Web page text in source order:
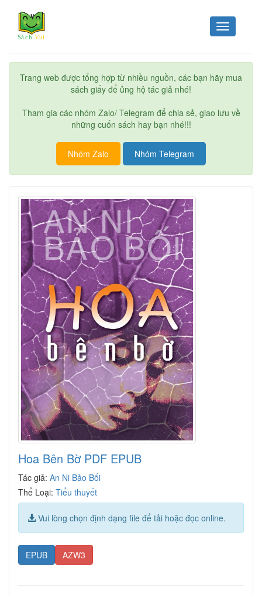
Toggle
navigation
Trang web được tổng hợp từ nhiều nguồn, các bạn hãy mua
sách giấy để ủng hộ tác giả nhé!
Tham gia các nhóm Zalo/ Telegram để chia sẻ, giao lưu về
những cuốn sách hay bạn nhé!!!
Nhóm Zalo Nhóm Telegram
Hoa Bên Bờ PDF EPUB
Tác giả: An Ni Bảo Bối
Thể Loại: Tiểu thuyết
Vui lòng chọn định dạng file để tải hoặc đọc online.
EPUB AZW3